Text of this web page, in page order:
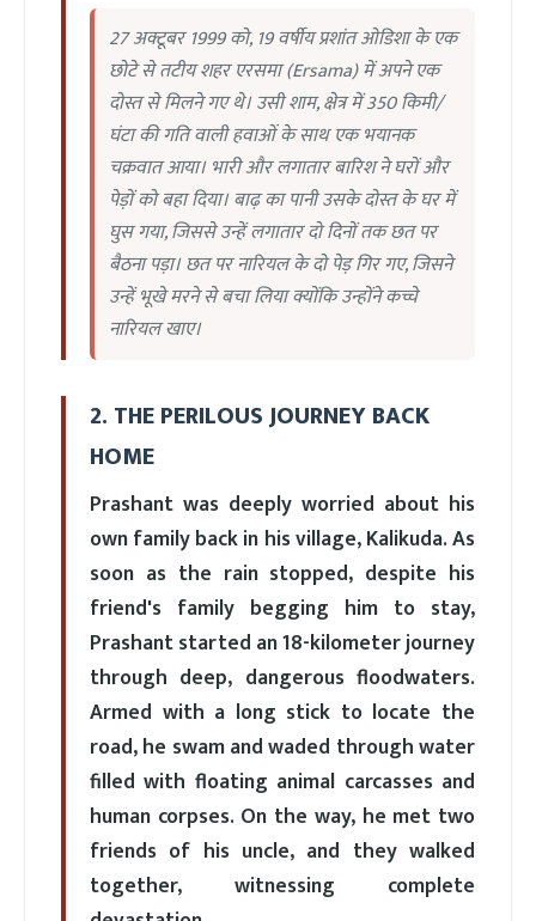
27 अक्टूबर 1999 को, 19 वर्षीय प्रशांत ओडिशा के एक
छोटे से तटीय शहर एरसमा (Ersama) में अपने एक
दोस्त से मिलने गए थे। उसी शाम, क्षेत्र में 350 किमी/
घंटा की गति वाली हवाओं के साथ एक भयानक
चक्रवात आया। भारी और लगातार बारिश ने घरों और
पेड़ों को बहा दिया। बाढ़ का पानी उसके दोस्त के घर में
घुस गया, जिससे उन्हें लगातार दो दिनों तक छत पर
बैठना पड़ा। छत पर नारियल के दो पेड़ गिर गए, जिसने
उन्हें भूखे मरने से बचा लिया क्योंकि उन्होंने कच्चे
नारियल खाए।
2. THE PERILOUS JOURNEY BACK
HOME
Prashant was deeply worried about his
own family back in his village, Kalikuda. As
soon as the rain stopped, despite his
friend's family begging him to stay,
Prashant started an 18-kilometer journey
through deep, dangerous floodwaters.
Armed with a long stick to locate the
road, he swam and waded through water
filled with floating animal carcasses and
human corpses. On the way, he met two
friends of his uncle, and they walked
together, witnessing complete